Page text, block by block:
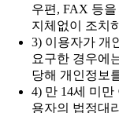
우편, FAX 등
지체없이 조치
3) 이용자가 개
요구한 경우에
당해 개인정보
4) 만 14세 미만
용자의 법정대